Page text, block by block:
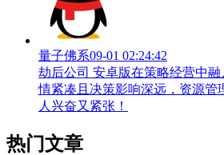
量子佛系09-01 02:24:42
劫后公司 安卓版在策略经营中
情紧凑且决策影响深远，资源管
人兴奋又紧张！
热门文章